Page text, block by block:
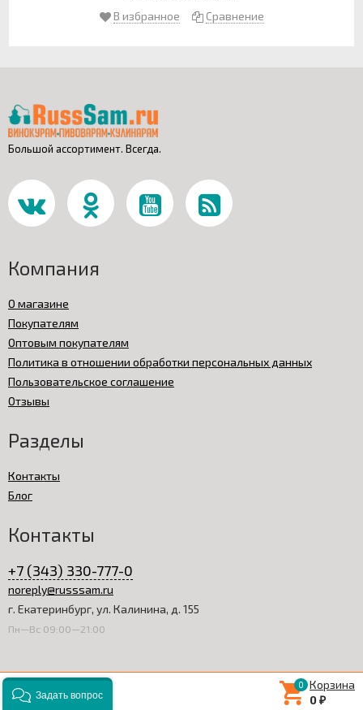
В избранное
Сравнение
Большой ассортимент. Всегда.
Компания
О магазине
Покупателям
Оптовым покупателям
Политика в отношении обработки персональных данных
Пользовательское соглашение
Отзывы
Разделы
Контакты
Блог
Контакты
+7 (343) 330-777-0
noreply@russsam.ru
г. Екатеринбург, ул. Калинина, д. 155
Пн—Вс 09:00—21:00
© 2008-2026 Русский Самодел. Копирование информации с сайта
0
Корзина
0 ₽
Задать вопрос